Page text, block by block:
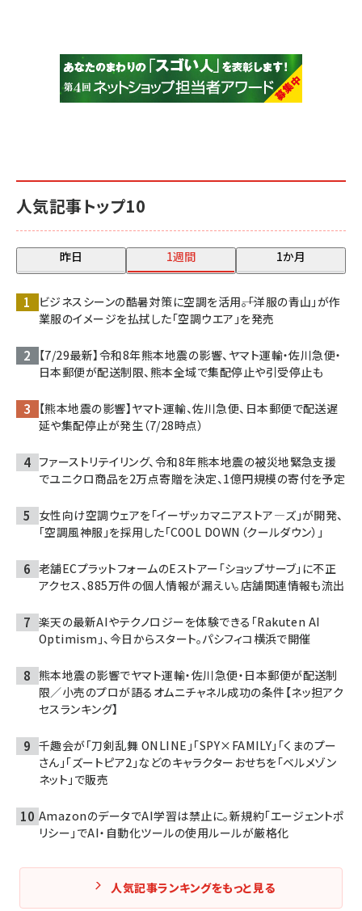
人気記事トップ10
昨日 1週間 1か月
ビジネスシーンの酷暑対策に空調を活用――。「洋服の青山」が作
業服のイメージを払拭した「空調ウエア」を発売
【7/29最新】令和8年熊本地震の影響、ヤマト運輸・佐川急便・
日本郵便が配送制限、熊本全域で集配停止や引受停止も
【熊本地震の影響】ヤマト運輸、佐川急便、日本郵便で配送遅
延や集配停止が発生（7/28時点）
ファーストリテイリング、令和8年熊本地震の被災地緊急支援
でユニクロ商品を2万点寄贈を決定、1億円規模の寄付を予定
女性向け空調ウェアを「イーザッカマニアストア―ズ」が開発、
「空調風神服」を採用した「COOL DOWN（クールダウン）」
老舗ECプラットフォームのEストアー「ショップサーブ」に不正
アクセス、885万件の個人情報が漏えい。店舗関連情報も流出
楽天の最新AIやテクノロジーを体験できる「Rakuten AI
Optimism」、今日からスタート。パシフィコ横浜で開催
熊本地震の影響でヤマト運輸・佐川急便・日本郵便が配送制
限／小売のプロが語るオムニチャネル成功の条件【ネッ担アク
セスランキング】
千趣会が「刀剣乱舞 ONLINE」「SPY×FAMILY」「くまのプー
さん」「ズートピア2」などのキャラクターおせちを「ベルメゾン
ネット」で販売
AmazonのデータでAI学習は禁止に。新規約「エージェントポ
リシー」でAI・自動化ツールの使用ルールが厳格化
人気記事ランキングをもっと見る